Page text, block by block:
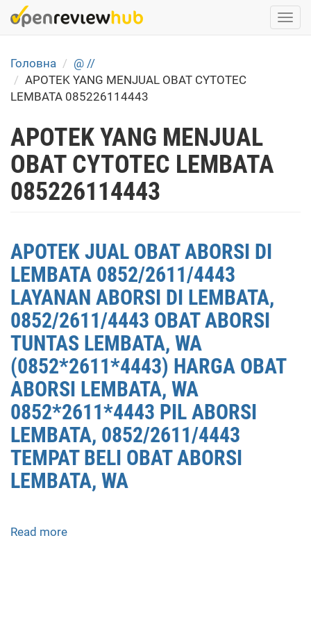
Skip
to
content
Головна
@ //
APOTEK YANG MENJUAL OBAT CYTOTEC
LEMBATA 085226114443
APOTEK YANG MENJUAL
OBAT CYTOTEC LEMBATA
085226114443
APOTEK JUAL OBAT ABORSI DI
LEMBATA 0852/2611/4443
LAYANAN ABORSI DI LEMBATA,
0852/2611/4443 OBAT ABORSI
TUNTAS LEMBATA, WA
(0852*2611*4443) HARGA OBAT
ABORSI LEMBATA, WA
0852*2611*4443 PIL ABORSI
LEMBATA, 0852/2611/4443
TEMPAT BELI OBAT ABORSI
LEMBATA, WA
Read more